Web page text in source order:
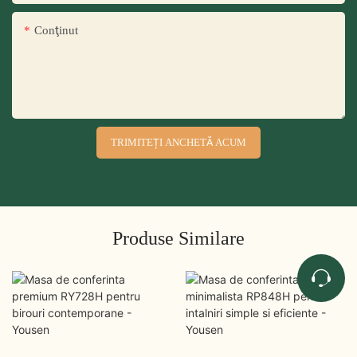
Conţinut
TRIMITEȚI ANCHETĂ ACUM
Produse Similare